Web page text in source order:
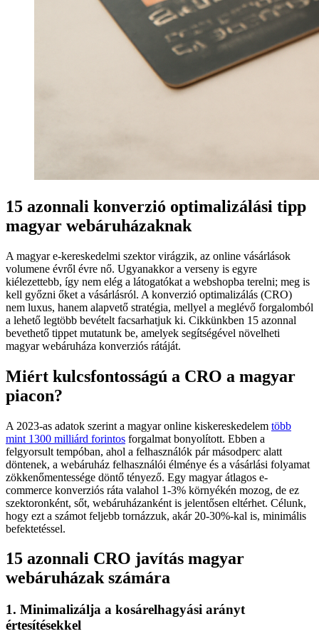
15 azonnali konverzió optimalizálási tipp
magyar webáruházaknak
A magyar e-kereskedelmi szektor virágzik, az online vásárlások
volumene évről évre nő. Ugyanakkor a verseny is egyre
kiélezettebb, így nem elég a látogatókat a webshopba terelni; meg is
kell győzni őket a vásárlásról. A konverzió optimalizálás (CRO)
nem luxus, hanem alapvető stratégia, mellyel a meglévő forgalomból
a lehető legtöbb bevételt facsarhatjuk ki. Cikkünkben 15 azonnal
bevethető tippet mutatunk be, amelyek segítségével növelheti
magyar webáruháza konverziós rátáját.
Miért kulcsfontosságú a CRO a magyar
piacon?
A 2023-as adatok szerint a magyar online kiskereskedelem több
mint 1300 milliárd forintos forgalmat bonyolított. Ebben a
felgyorsult tempóban, ahol a felhasználók pár másodperc alatt
döntenek, a webáruház felhasználói élménye és a vásárlási folyamat
zökkenőmentessége döntő tényező. Egy magyar átlagos e-
commerce konverziós ráta valahol 1-3% környékén mozog, de ez
szektoronként, sőt, webáruházanként is jelentősen eltérhet. Célunk,
hogy ezt a számot feljebb tornázzuk, akár 20-30%-kal is, minimális
befektetéssel.
15 azonnali CRO javítás magyar
webáruházak számára
1. Minimalizálja a kosárelhagyási arányt
értesítésekkel